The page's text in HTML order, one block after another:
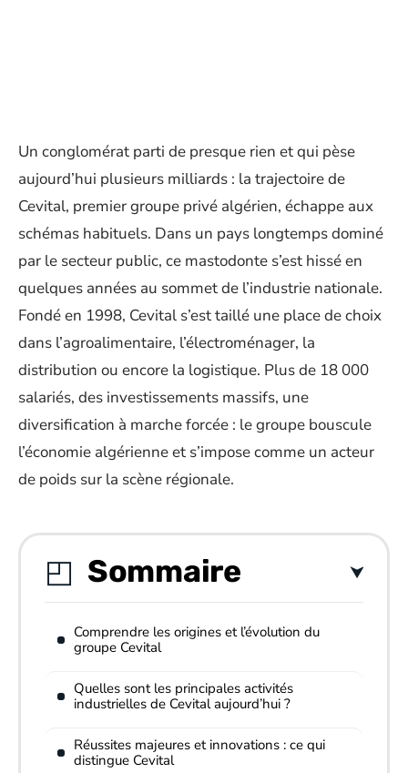
Un conglomérat parti de presque rien et qui pèse
aujourd’hui plusieurs milliards : la trajectoire de
Cevital, premier groupe privé algérien, échappe aux
schémas habituels. Dans un pays longtemps dominé
par le secteur public, ce mastodonte s’est hissé en
quelques années au sommet de l’industrie nationale.
Fondé en 1998, Cevital s’est taillé une place de choix
dans l’agroalimentaire, l’électroménager, la
distribution ou encore la logistique. Plus de 18 000
salariés, des investissements massifs, une
diversification à marche forcée : le groupe bouscule
l’économie algérienne et s’impose comme un acteur
de poids sur la scène régionale.
Sommaire
Comprendre les origines et l’évolution du
groupe Cevital
Quelles sont les principales activités
industrielles de Cevital aujourd’hui ?
Réussites majeures et innovations : ce qui
distingue Cevital